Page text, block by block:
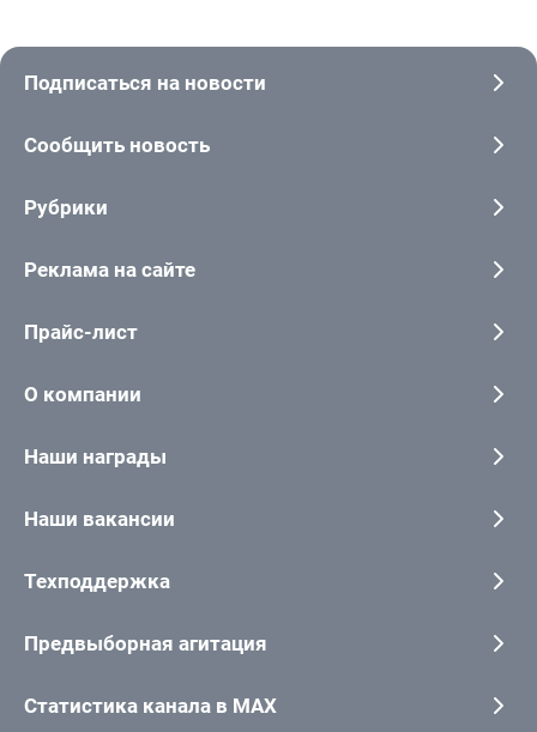
Подписаться на новости
Сообщить новость
Рубрики
Реклама на сайте
Прайс-лист
О компании
Наши награды
Наши вакансии
Техподдержка
Предвыборная агитация
Статистика канала в MAX